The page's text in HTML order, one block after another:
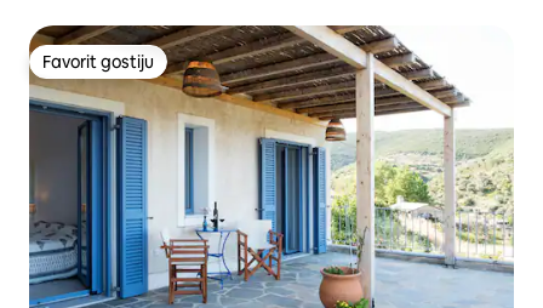
Favorit gostiju
Favorit gostiju